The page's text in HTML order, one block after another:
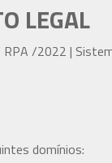
LEGAL
/2022 |
domínios: